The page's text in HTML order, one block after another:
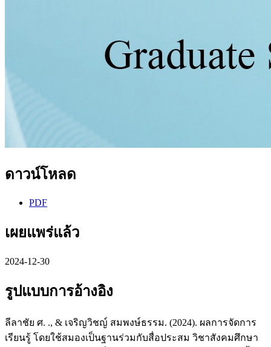
ดาวน์โหลด
PDF
เผยแพร่แล้ว
2024-12-30
รูปแบบการอ้างอิง
ลีลาชัย ศ. ., & เจริญวิชญ์ สมพงษ์ธรรม. (2024). ผลการจัดการ
เรียนรู้ โดยใช้สมองเป็นฐานร่วมกับสื่อประสม วิชาสังคมศึกษา